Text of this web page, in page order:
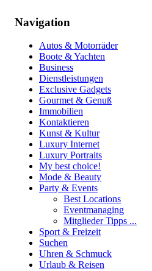
Navigation
Autos & Motorräder
Boote & Yachten
Business
Dienstleistungen
Exclusive Gadgets
Gourmet & Genuß
Immobilien
Kontaktieren
Kunst & Kultur
Luxury Internet
Luxury Portraits
My best choice!
Mode & Beauty
Party & Events
Best Locations
Eventmanaging
Mitglieder Tipps ...
Sport & Freizeit
Suchen
Uhren & Schmuck
Urlaub & Reisen